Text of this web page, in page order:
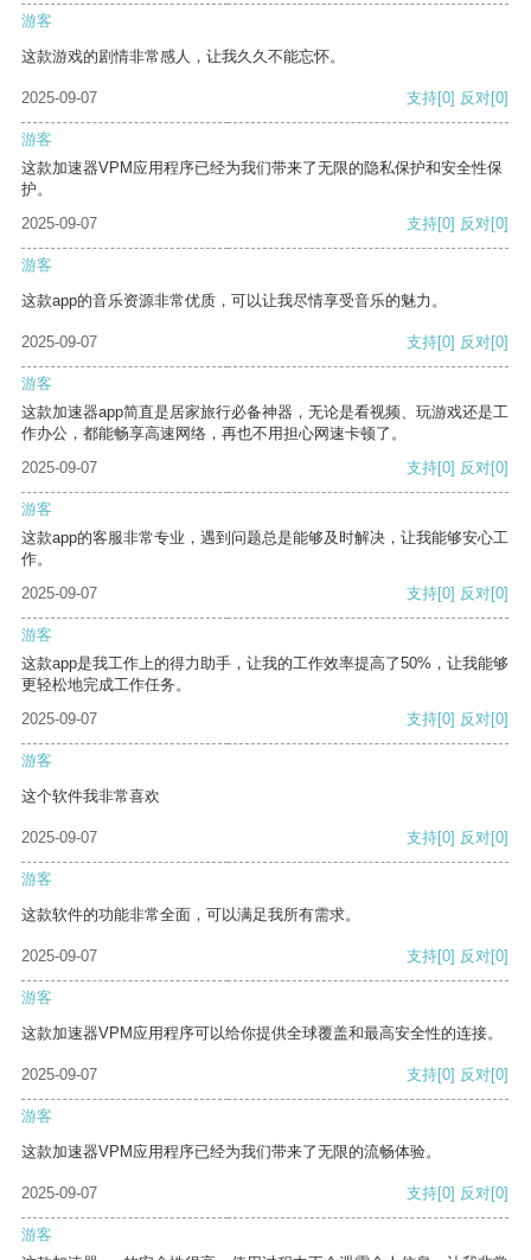
游客
这款游戏的剧情非常感人，让我久久不能忘怀。
2025-09-07 支持[0] 反对[0]
游客
这款加速器VPM应用程序已经为我们带来了无限的隐私保护和安全性保
护。
2025-09-07
支持[0] 反对[0]
游客
这款app的音乐资源非常优质，可以让我尽情享受音乐的魅力。
2025-09-07 支持[0] 反对[0]
游客
这款加速器app简直是居家旅行必备神器，无论是看视频、玩游戏还是工
作办公，都能畅享高速网络，再也不用担心网速卡顿了。
2025-09-07
支持[0] 反对[0]
游客
这款app的客服非常专业，遇到问题总是能够及时解决，让我能够安心工
作。
2025-09-07
支持[0] 反对[0]
游客
这款app是我工作上的得力助手，让我的工作效率提高了50%，让我能够
更轻松地完成工作任务。
2025-09-07
支持[0] 反对[0]
游客
这个软件我非常喜欢
2025-09-07 支持[0] 反对[0]
游客
这款软件的功能非常全面，可以满足我所有需求。
2025-09-07 支持[0] 反对[0]
游客
这款加速器VPM应用程序可以给你提供全球覆盖和最高安全性的连接。
2025-09-07 支持[0] 反对[0]
游客
这款加速器VPM应用程序已经为我们带来了无限的流畅体验。
2025-09-07 支持[0] 反对[0]
游客